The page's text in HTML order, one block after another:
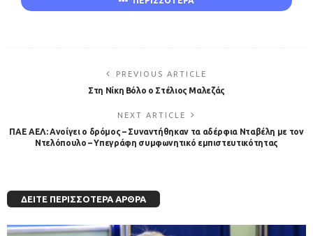
PREVIOUS ARTICLE
Στη Νίκη Βόλο ο Στέλιος Μαλεζάς
NEXT ARTICLE
ΠΑΕ ΑΕΛ: Ανοίγει ο δρόμος – Συναντήθηκαν τα αδέρφια Νταβέλη με τον
Ντελόπουλο – Υπεγράφη συμφωνητικό εμπιστευτικότητας
ΔΕΊΤΕ ΠΕΡΙΣΣΌΤΕΡΑ ΆΡΘΡΑ